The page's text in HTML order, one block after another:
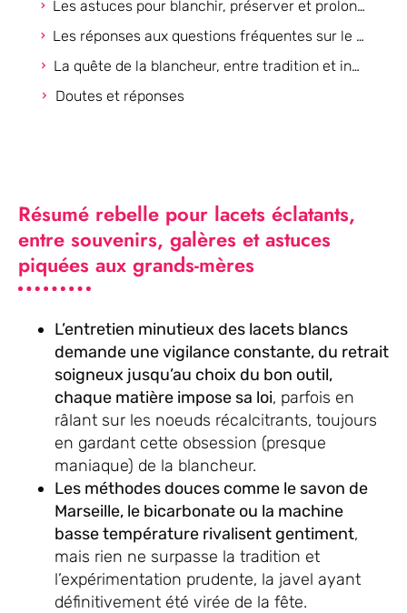
Les astuces pour blanchir, préserver et prolonger la durée de vie des lacets blancs
Les réponses aux questions fréquentes sur le nettoyage des lacets blancs
La quête de la blancheur, entre tradition et innovation textile
Doutes et réponses
Résumé rebelle pour lacets éclatants,
entre souvenirs, galères et astuces
piquées aux grands-mères
L’entretien minutieux des lacets blancs
demande une vigilance constante, du retrait
soigneux jusqu’au choix du bon outil,
chaque matière impose sa loi, parfois en
râlant sur les noeuds récalcitrants, toujours
en gardant cette obsession (presque
maniaque) de la blancheur.
Les méthodes douces comme le savon de
Marseille, le bicarbonate ou la machine
basse température rivalisent gentiment,
mais rien ne surpasse la tradition et
l’expérimentation prudente, la javel ayant
définitivement été virée de la fête.